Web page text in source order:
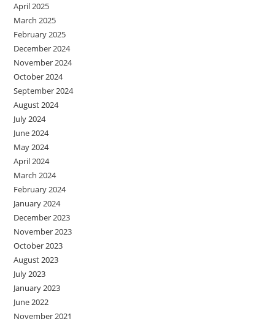
April 2025
March 2025
February 2025
December 2024
November 2024
October 2024
September 2024
August 2024
July 2024
June 2024
May 2024
April 2024
March 2024
February 2024
January 2024
December 2023
November 2023
October 2023
August 2023
July 2023
January 2023
June 2022
November 2021